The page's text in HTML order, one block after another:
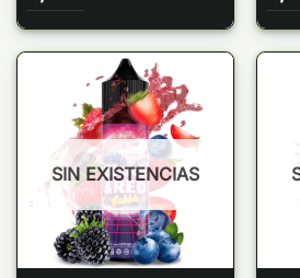
SIN EXISTENCIAS